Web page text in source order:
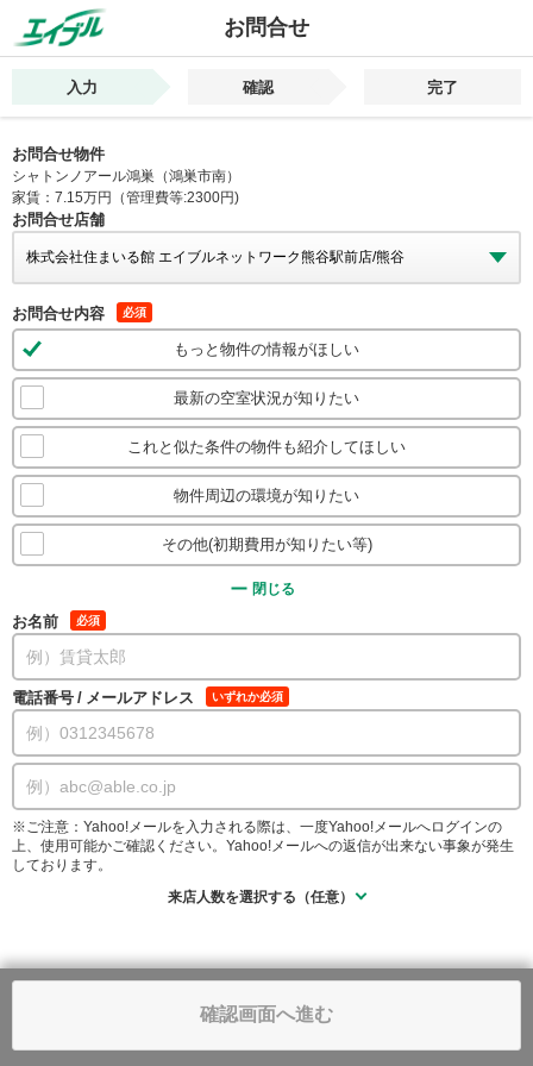
お問合せ
入力 確認 完了
お問合せ物件
シャトンノアール鴻巣（鴻巣市南）
家賃：7.15万円（管理費等:2300円)
お問合せ店舗
お問合せ内容 必須
もっと物件の情報がほしい
最新の空室状況が知りたい
これと似た条件の物件も紹介してほしい
物件周辺の環境が知りたい
その他(初期費用が知りたい等)
閉じる
お名前 必須
電話番号 / メールアドレス いずれか必須
※ご注意：Yahoo!メールを入力される際は、一度Yahoo!メールへログインの
上、使用可能かご確認ください。Yahoo!メールへの返信が出来ない事象が発生
しております。
来店人数を選択する（任意）
確認画面へ進む